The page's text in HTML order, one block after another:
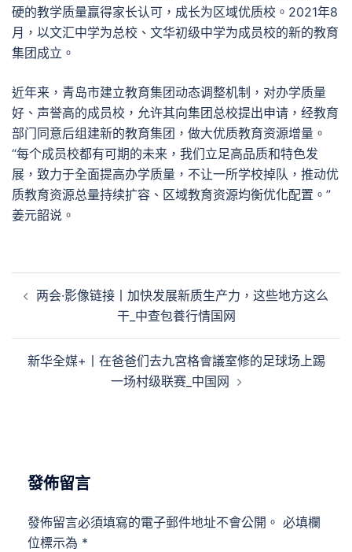
硬的教学质量赢得家长认可，成长为区域优质校。2021年8
月，以文汇中学为总校、文华初级中学为成员校的新的教育
集团成立。
近年来，青岛市建立教育集团动态调整机制，对办学质量
好、声誉高的成员校，允许其向集团总校提出申请，经教育
部门同意后组建新的教育集团，做大优质教育资源增量。
“每个成员校都有可期的未来，我们立足高品质和特色发
展，致力于全面提高办学质量，不让一所学校掉队，推动优
质教育资源总量持续扩容、区域教育资源均衡优化配置。”
姜元韶说。
章 两会·影像链接丨加快发展新质生产力，这些地方这么
干_中查包養行情国网
新华全媒+丨在爸爸们去九宮格會議室修的足球场上踢
一场村级联赛_中国网
發佈留言
發佈留言必須填寫的電子郵件地址不會公開。 必填欄
位標示為 *